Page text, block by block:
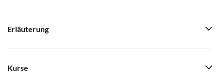
Erläuterung
Kurse